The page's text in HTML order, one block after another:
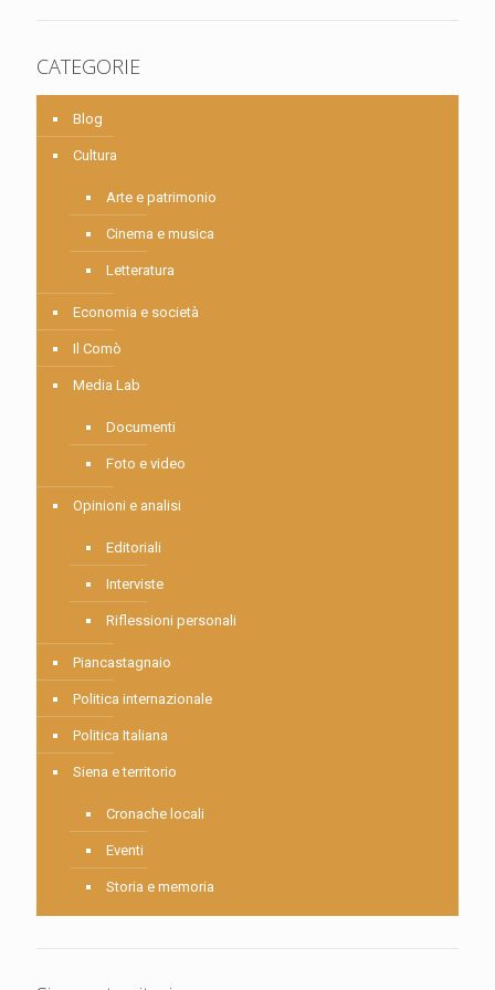
CATEGORIE
Blog
Cultura
Arte e patrimonio
Cinema e musica
Letteratura
Economia e società
Il Comò
Media Lab
Documenti
Foto e video
Opinioni e analisi
Editoriali
Interviste
Riflessioni personali
Piancastagnaio
Politica internazionale
Politica Italiana
Siena e territorio
Cronache locali
Eventi
Storia e memoria